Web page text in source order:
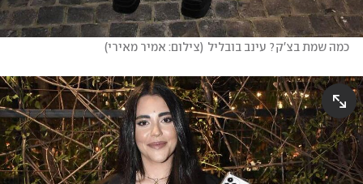
כמה שמת בצ'ק? עינב בובליל (צילום: אמיר מאירי)